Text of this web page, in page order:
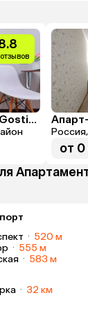
Port Comfort by the Gostiny Dvor (Порт Комфорт у Гостиного двора)
от
· 520 м
· 555 м
· 583 м
· 32 км